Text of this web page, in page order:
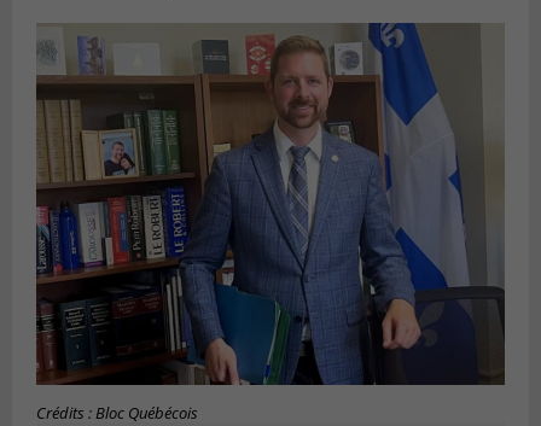
Crédits : Bloc Québécois